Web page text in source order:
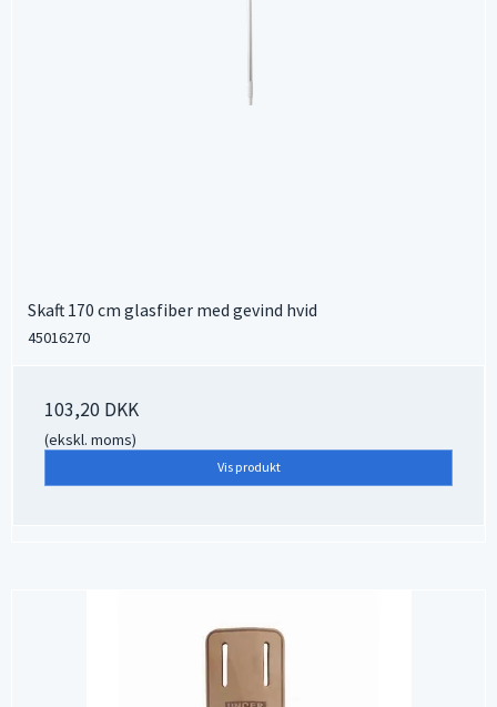
Skaft 170 cm glasfiber med gevind hvid
45016270
103,20 DKK
(ekskl. moms)
Vis produkt